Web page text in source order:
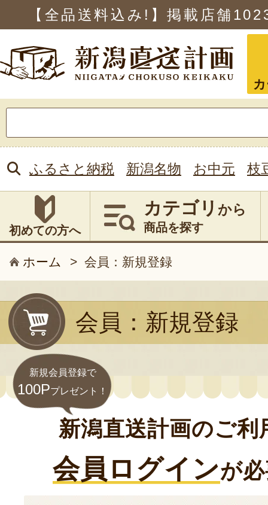
【全品送料込み!】掲載店舗
索:
ふるさと納税 新潟名物 お中元 枝
初めての方へ
カテゴリ から
商品を探す
ホーム > 会員：新規登録
会員：新規登録
新規会員登録で
100Pプレゼント！
新潟直送計画のご利
会員ログインが